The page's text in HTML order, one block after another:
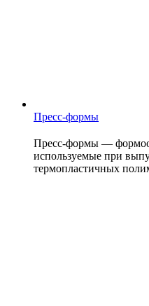
Пресс-формы
Пресс-формы —
используемые при
термопластичных